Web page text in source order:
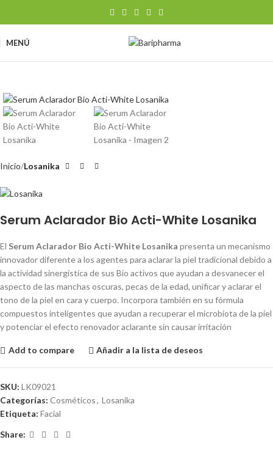
MENÚ
Inicio Losanika
Serum Aclarador Bio Acti-White Losanika
El Serum Aclarador Bio Acti-White Losanika presenta un mecanismo
innovador diferente a los agentes para aclarar la piel tradicional debido a
la actividad sinergística de sus Bio activos que ayudan a desvanecer el
aspecto de las manchas oscuras, pecas de la edad, unificar y aclarar el
tono de la piel en cara y cuerpo. Incorpora también en su fórmula
compuestos inteligentes que ayudan a recuperar el microbiota de la piel
y potenciar el efecto renovador aclarante sin causar irritación
Add to compare Añadir a la lista de deseos
SKU: LK09021
Categorías: Cosméticos, Losanika
Etiqueta: Facial
Share: